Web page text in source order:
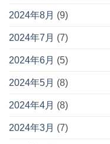
2024年8月 (9)
2024年7月 (7)
2024年6月 (5)
2024年5月 (8)
2024年4月 (8)
2024年3月 (7)